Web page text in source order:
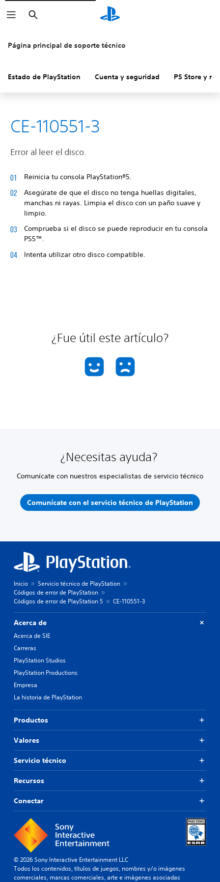
Buscar
Página principal de soporte técnico
Estado de PlayStation Cuenta y seguridad PS Store y
CE-110551-3
Error al leer el disco.
Reinicia tu consola PlayStation®5.
Asegúrate de que el disco no tenga huellas digitales,
manchas ni rayas. Limpia el disco con un paño suave y
limpio.
Comprueba si el disco se puede reproducir en tu consola
PS5™.
Intenta utilizar otro disco compatible.
¿Fue útil este artículo?
¿Necesitas ayuda?
Comunícate con nuestros especialistas de servicio técnico
Comunícate con el servicio técnico de PlayStation
Inicio
Servicio técnico de PlayStation
Códigos de error de PlayStation
Códigos de error de PlayStation 5
CE-110551-3
Acerca de
Acerca de SIE
Carreras
PlayStation Studios
PlayStation Productions
Empresa
La historia de PlayStation
Productos
Valores
Servicio técnico
Recursos
Conectar
© 2026 Sony Interactive Entertainment LLC
Todos los contenidos, títulos de juegos, nombres y/o imágenes
comerciales, marcas comerciales, arte e imágenes asociadas